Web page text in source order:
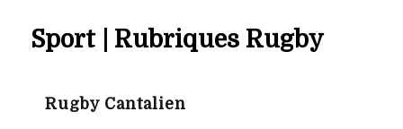
Sport | Rubriques Rugby
Rugby Cantalien